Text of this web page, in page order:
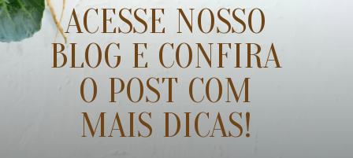
ACESSE NOSSO
BLOG E CONFIRA
O POST COM
MAIS DICAS!